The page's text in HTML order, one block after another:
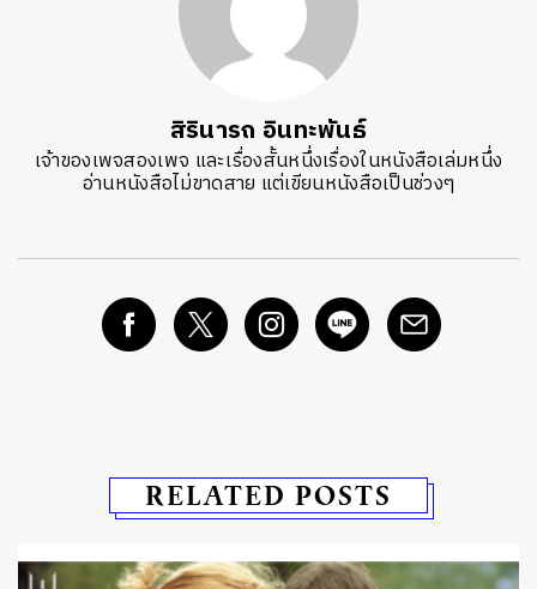
สิรินารถ อินทะพันธ์
เจ้าของเพจสองเพจ และเรื่องสั้นหนึ่งเรื่องในหนังสือเล่มหนึ่ง
อ่านหนังสือไม่ขาดสาย แต่เขียนหนังสือเป็นช่วงๆ
RELATED POSTS